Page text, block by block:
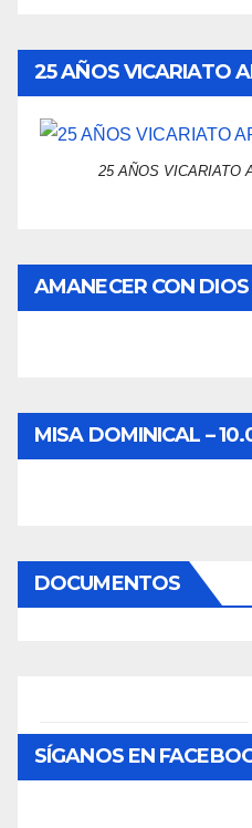
25 AÑOS VICARIATO
25 AÑOS VICARIATO
AMANECER CON DIOS
MISA DOMINICAL –
DOCUMENTOS
SÍGANOS EN